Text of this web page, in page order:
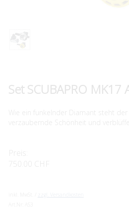
Set SCUBAPRO MK17
Wie ein funkelnder Diamant steht der
verzaubernde Schönheit und
Preis:
750.00 CHF
zzgl. Versandkosten